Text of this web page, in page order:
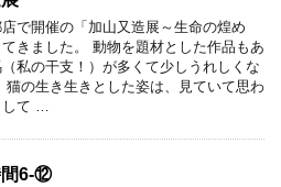
で開催の「加山又造展～生命の煌め
きました。 動物を題材とした作品もあ
私の干支！）が多くて少しうれしくな
猫の生き生きとした姿は、見ていて思わ
て …
間6-⑫